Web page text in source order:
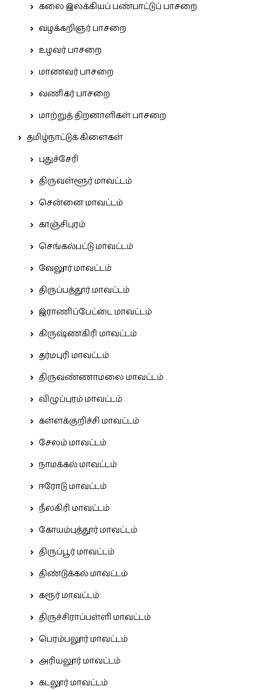
கலை இலக்கியப் பண்பாட்டுப் பாசறை
வழக்கறிஞர் பாசறை
உழவர் பாசறை
மாணவர் பாசறை
வணிகர் பாசறை
மாற்றுத் திறனாளிகள் பாசறை
தமிழ்நாட்டுக் கிளைகள்
புதுச்சேரி
திருவள்ளூர் மாவட்டம்
சென்னை மாவட்டம்
காஞ்சிபுரம்
செங்கல்பட்டு மாவட்டம்
வேலூர் மாவட்டம்
திருப்பத்தூர் மாவட்டம்
இராணிப்பேட்டை மாவட்டம்
கிருஷ்ணகிரி மாவட்டம்
தர்மபுரி மாவட்டம்
திருவண்ணாமலை மாவட்டம்
விழுப்புரம் மாவட்டம்
கள்ளக்குறிச்சி மாவட்டம்
சேலம் மாவட்டம்
நாமக்கல் மாவட்டம்
ஈரோடு மாவட்டம்
நீலகிரி மாவட்டம்
கோயம்புத்தூர் மாவட்டம்
திருப்பூர் மாவட்டம்
திண்டுக்கல் மாவட்டம்
கரூர் மாவட்டம்
திருச்சிராப்பள்ளி மாவட்டம்
பெரம்பலூர் மாவட்டம்
அரியலூர் மாவட்டம்
கடலூர் மாவட்டம்